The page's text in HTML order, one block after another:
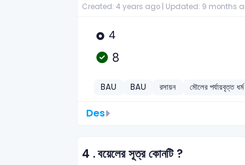
Created: 4 years ago | Updated: 9 months
4
8
BAU BAU রসায়ন মৌলের পর্যায়বৃত্ত
Des
4 .বয়েলের ‍সূত্র কোনটি ?